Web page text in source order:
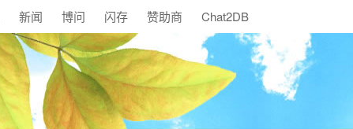
新闻 博问 闪存 赞助商 Chat2DB